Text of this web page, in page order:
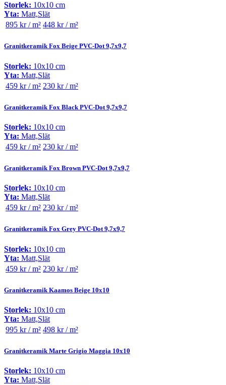
Storlek: 10x10 cm
Yta: Matt,Slät
895 kr / m² 448 kr / m²
Granitkeramik Fox Beige PVC-Dot 9,7x9,7
Storlek: 10x10 cm
Yta: Matt,Slät
459 kr / m² 230 kr / m²
Granitkeramik Fox Black PVC-Dot 9,7x9,7
Storlek: 10x10 cm
Yta: Matt,Slät
459 kr / m² 230 kr / m²
Granitkeramik Fox Brown PVC-Dot 9,7x9,7
Storlek: 10x10 cm
Yta: Matt,Slät
459 kr / m² 230 kr / m²
Granitkeramik Fox Grey PVC-Dot 9,7x9,7
Storlek: 10x10 cm
Yta: Matt,Slät
459 kr / m² 230 kr / m²
Granitkeramik Kaamos Beige 10x10
Storlek: 10x10 cm
Yta: Matt,Slät
995 kr / m² 498 kr / m²
Granitkeramik Marte Grigio Maggia 10x10
Storlek: 10x10 cm
Yta: Matt,Slät